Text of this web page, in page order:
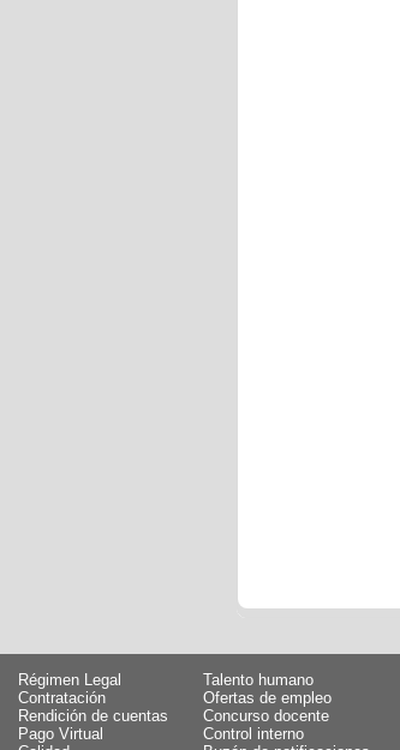
Régimen Legal
Talento humano
Contratación
Ofertas de empleo
Rendición de cuentas
Concurso docente
Pago Virtual
Control interno